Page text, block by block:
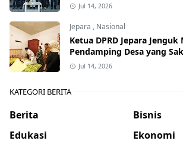
Jul 14, 2026
Jepara , Nasional
Ketua DPRD Jepara
Pendamping Desa yang
Jul 14, 2026
KATEGORI BERITA
Berita
Bisnis
Edukasi
Ekonomi